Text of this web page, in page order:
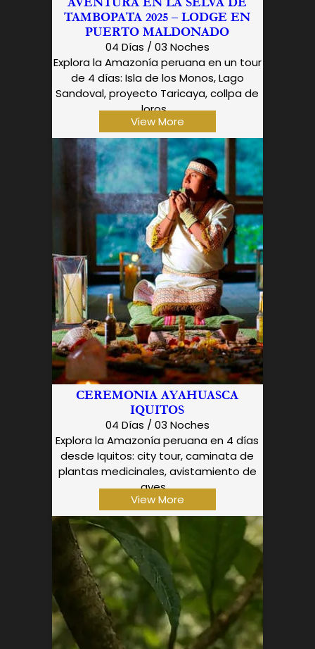
TAMBOPATA 2025 – LODGE EN
PUERTO MALDONADO
04 Días / 03 Noches
Explora la Amazonía peruana en un tour
de 4 días: Isla de los Monos, Lago
Sandoval, proyecto Taricaya, collpa de
loros...
View More
CEREMONIA AYAHUASCA
IQUITOS
04 Días / 03 Noches
Explora la Amazonía peruana en 4 días
desde Iquitos: city tour, caminata de
plantas medicinales, avistamiento de
aves,...
View More